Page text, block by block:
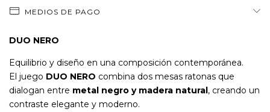
MEDIOS DE PAGO
DUO NERO
Equilibrio y diseño en una composición contemporánea.
El juego DUO NERO combina dos mesas ratonas que
dialogan entre metal negro y madera natural, creando un
contraste elegante y moderno.